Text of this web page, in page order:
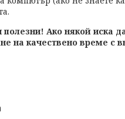
Ако някой иска
на качествено време с